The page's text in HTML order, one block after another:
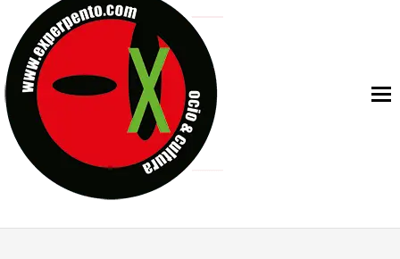
TIMBRE 4, LA ESCUELA DEL DIRECTOR TEATRAL CLAUDIO
30 AÑOS (NO ES NADA) DE LA KATARSIS DEL TOMATAZO
MILITARES JUDÍAS EN #EXVITA
D’BALDOMEROS REINVENTAN [BITÁCORA 3.0] EN EXVITA
MARSHALL FLASH PRESENTA EN EXVITA [RELATIVA
JOFRE BARDAGÍ EN EXVITA INTERPRETANDO A SERRAT